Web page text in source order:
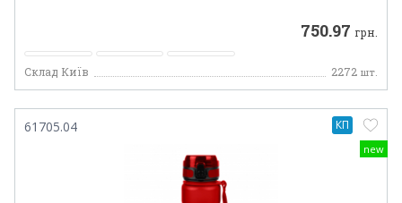
750.97 грн.
Склад Київ 2272 шт.
new
61705.04 КП